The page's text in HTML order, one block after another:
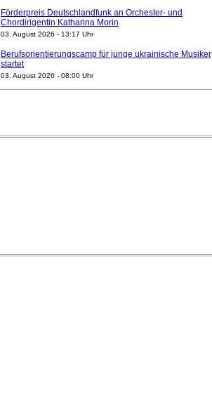
Förderpreis Deutschlandfunk an Orchester- und
Chordirigentin Katharina Morin
03. August 2026 - 13:17 Uhr
Berufsorientierungscamp für junge ukrainische Musiker
startet
03. August 2026 - 08:00 Uhr
Regensburger Generalmusikdirektor Stefan Veselka